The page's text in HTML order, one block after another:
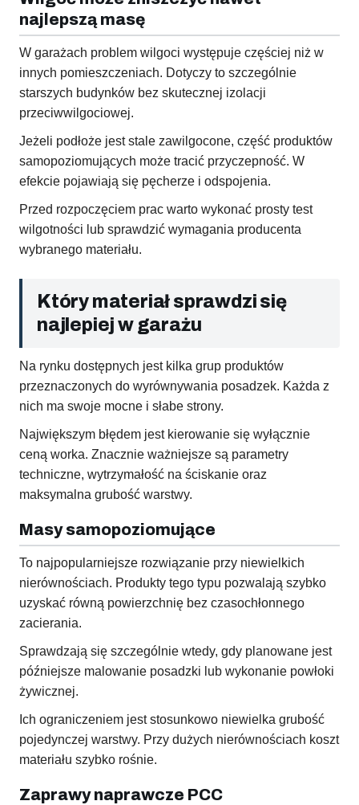
najlepszą masę
W garażach problem wilgoci występuje częściej niż w
innych pomieszczeniach. Dotyczy to szczególnie
starszych budynków bez skutecznej izolacji
przeciwwilgociowej.
Jeżeli podłoże jest stale zawilgocone, część produktów
samopoziomujących może tracić przyczepność. W
efekcie pojawiają się pęcherze i odspojenia.
Przed rozpoczęciem prac warto wykonać prosty test
wilgotności lub sprawdzić wymagania producenta
wybranego materiału.
Który materiał sprawdzi się
najlepiej w garażu
Na rynku dostępnych jest kilka grup produktów
przeznaczonych do wyrównywania posadzek. Każda z
nich ma swoje mocne i słabe strony.
Największym błędem jest kierowanie się wyłącznie
ceną worka. Znacznie ważniejsze są parametry
techniczne, wytrzymałość na ściskanie oraz
maksymalna grubość warstwy.
Masy samopoziomujące
To najpopularniejsze rozwiązanie przy niewielkich
nierównościach. Produkty tego typu pozwalają szybko
uzyskać równą powierzchnię bez czasochłonnego
zacierania.
Sprawdzają się szczególnie wtedy, gdy planowane jest
późniejsze malowanie posadzki lub wykonanie powłoki
żywicznej.
Ich ograniczeniem jest stosunkowo niewielka grubość
pojedynczej warstwy. Przy dużych nierównościach koszt
materiału szybko rośnie.
Zaprawy naprawcze PCC